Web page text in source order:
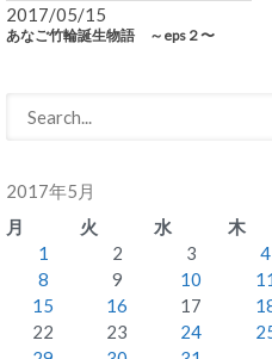
2017/05/15
あなご竹輪誕生物語 ～eps２〜
2017年5月
月
火 水 木
1
2 3 4
8
9 10
15
16 17
22
23 24